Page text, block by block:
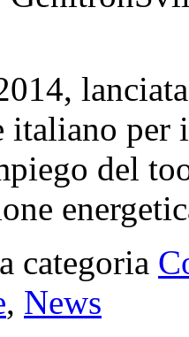
italiano per
del
categoria
, News